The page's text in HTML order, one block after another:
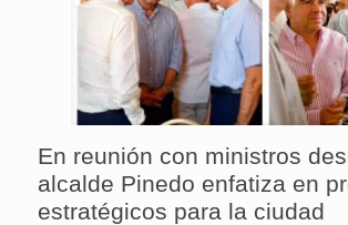
En reunión con ministros
alcalde Pinedo enfatiza en
estratégicos para la ciudad